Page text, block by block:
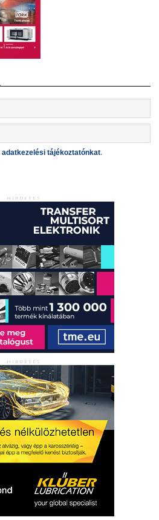
adatkezelési tájékoztatónkat.
HIRDETÉS
HIRDETÉS